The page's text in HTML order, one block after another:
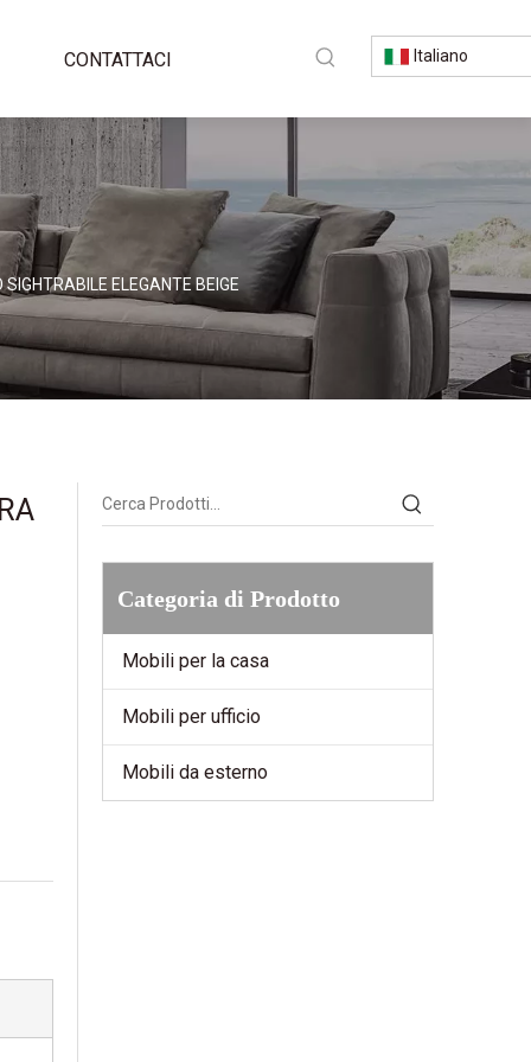
CONTATTACI Italiano
ELEGANTE BEIGE
Categoria di Prodotto
Mobili per la casa
Mobili per ufficio
Mobili da esterno